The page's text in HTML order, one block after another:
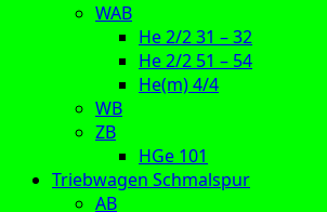
WAB
He 2/2 31 – 32
He 2/2 51 – 54
He(m) 4/4
WB
ZB
HGe 101
Triebwagen Schmalspur
AB